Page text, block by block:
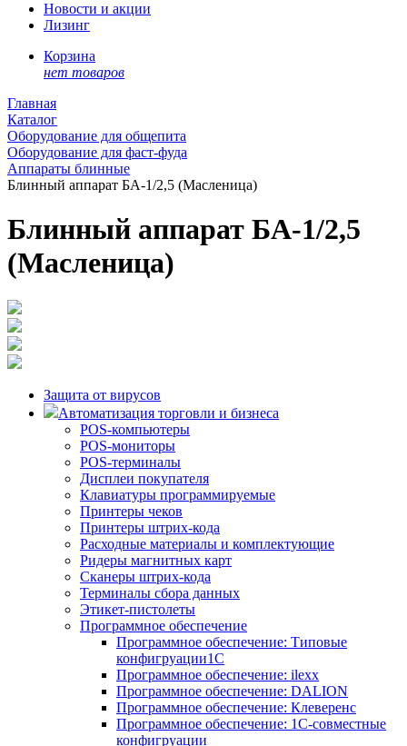
Новости и акции
Лизинг
Корзина
нет товаров
Главная
Каталог
Оборудование для общепита
Оборудование для фаст-фуда
Аппараты блинные
Блинный аппарат БА-1/2,5 (Масленица)
Блинный аппарат БА-1/2,5
(Масленица)
Защита от вирусов
Автоматизация торговли и бизнеса
POS-компьютеры
POS-мониторы
POS-терминалы
Дисплеи покупателя
Клавиатуры программируемые
Принтеры чеков
Принтеры штрих-кода
Расходные материалы и комплектующие
Ридеры магнитных карт
Сканеры штрих-кода
Терминалы сбора данных
Этикет-пистолеты
Программное обеспечение
Программное обеспечение: Типовые
конфигруации1С
Программное обеспечение: ilexx
Программное обеспечение: DALION
Программное обеспечение: Клеверенс
Программное обеспечение: 1С-совместные
конфигруации